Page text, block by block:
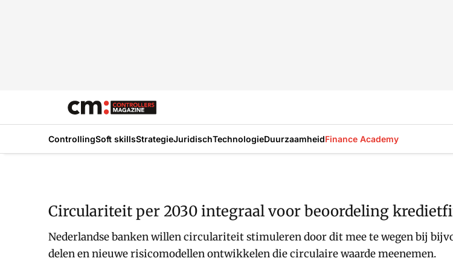
ControllingSoft skillsStrategieJuridischTechnologieDuurzaamheidFinance Academy
Circulariteit per 2030 integraal voor beoordeling
Nederlandse banken willen circulariteit stimuleren door dit mee te wegen bij
delen en nieuwe risicomodellen ontwikkelen die circulaire waarde meenemen.